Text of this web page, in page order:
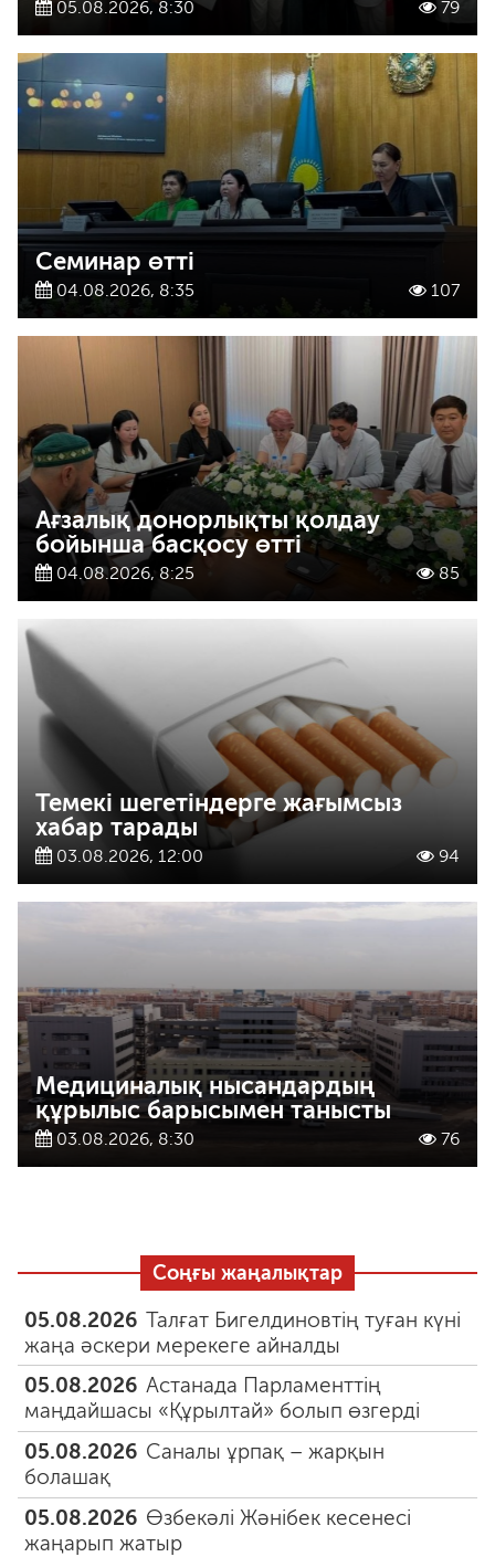
05.08.2026, 8:30 79
Семинар өтті
04.08.2026, 8:35 107
Ағзалық донорлықты қолдау
бойынша басқосу өтті
04.08.2026, 8:25 85
Темекі шегетіндерге жағымсыз
хабар тарады
03.08.2026, 12:00 94
Медициналық нысандардың
құрылыс барысымен танысты
03.08.2026, 8:30 76
Соңғы жаңалықтар
05.08.2026 Талғат Бигелдиновтің туған күні
жаңа әскери мерекеге айналды
05.08.2026 Астанада Парламенттің
маңдайшасы «Құрылтай» болып өзгерді
05.08.2026 Саналы ұрпақ – жарқын
болашақ
05.08.2026 Өзбекәлі Жәнібек кесенесі
жаңарып жатыр